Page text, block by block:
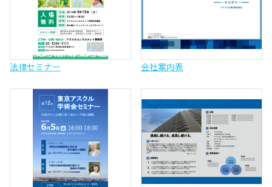
法律セミナー 会社案内表